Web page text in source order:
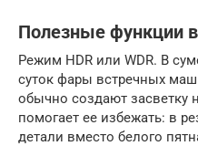
Полезные функции
Режим HDR или WDR. В
суток фары встречных
обычно создают засветку
помогает ее избежать: в
детали вместо белого